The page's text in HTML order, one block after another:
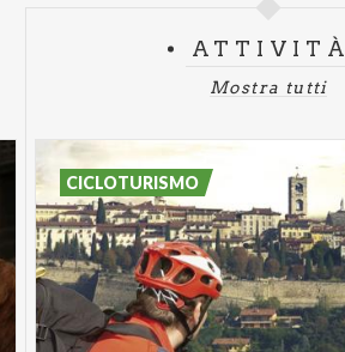
ATTIVITÀ
Mostra tutti
CICLOTURISMO